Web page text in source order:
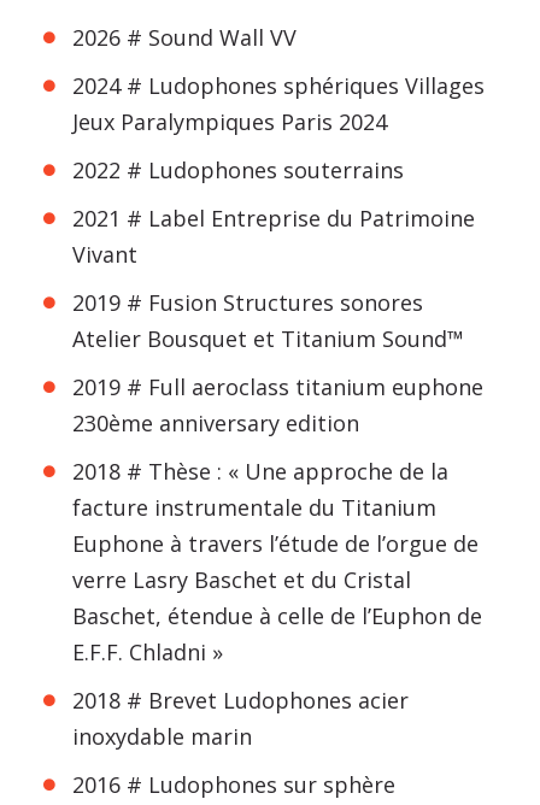
2026 # Sound Wall VV
2024 # Ludophones sphériques Villages
Jeux Paralympiques Paris 2024
2022 # Ludophones souterrains
2021 # Label Entreprise du Patrimoine
Vivant
2019 # Fusion Structures sonores
Atelier Bousquet et Titanium Sound™
2019 # Full aeroclass titanium euphone
230ème anniversary edition
2018 # Thèse : « Une approche de la
facture instrumentale du Titanium
Euphone à travers l’étude de l’orgue de
verre Lasry Baschet et du Cristal
Baschet, étendue à celle de l’Euphon de
E.F.F. Chladni »
2018 # Brevet Ludophones acier
inoxydable marin
2016 # Ludophones sur sphère